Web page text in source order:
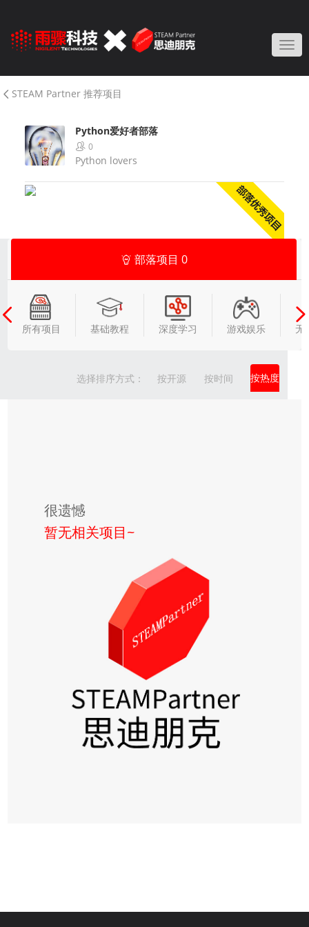
STEAM Partner 推荐项目
Python爱好者部落
0
Python lovers
部落项目 0
所有项目 基础教程 深度学习 游戏娱乐 无
按热度
按时间
按开源
选择排序方式：
很遗憾
暂无相关项目~